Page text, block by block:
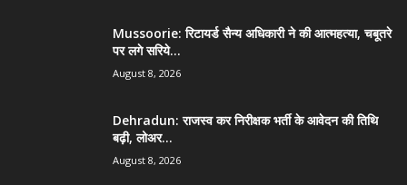
Mussoorie: रिटायर्ड सैन्य अधिकारी ने की आत्महत्या, चबूतरे
पर लगे सरिये...
August 8, 2026
Dehradun: राजस्व कर निरीक्षक भर्ती के आवेदन की तिथि
बढ़ी, लोअर...
August 8, 2026